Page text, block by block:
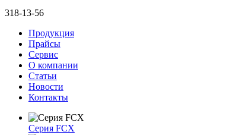
318-13-56
Продукция
Прайсы
Сервис
О компании
Статьи
Новости
Контакты
Серия FCX